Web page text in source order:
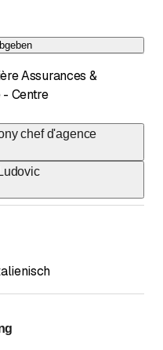
Assurances &
- Centre
chef d'agence